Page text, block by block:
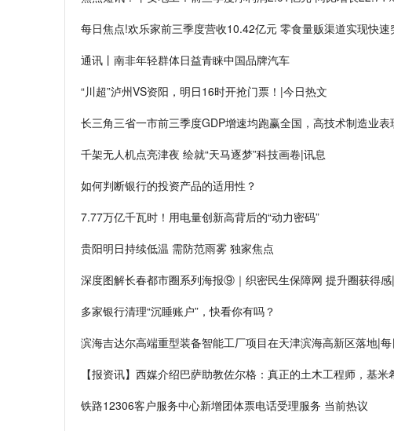
每日焦点!欢乐家前三季度营收10.42亿元 零食量贩渠道实现快速
通讯丨南非年轻群体日益青睐中国品牌汽车
“川超”泸州VS资阳，明日16时开抢门票！|今日热文
长三角三省一市前三季度GDP增速均跑赢全国，高技术制造业
千架无人机点亮津夜 绘就“天马逐梦”科技画卷|讯息
如何判断银行的投资产品的适用性？
7.77万亿千瓦时！用电量创新高背后的“动力密码”
贵阳明日持续低温 需防范雨雾 独家焦点
深度图解长春都市圈系列海报⑨｜织密民生保障网 提升圈获得
多家银行清理“沉睡账户”，快看你有吗？
滨海吉达尔高端重型装备智能工厂项目在天津滨海高新区落地|
【报资讯】西媒介绍巴萨助教佐尔格：真正的土木工程师，基米
铁路12306客户服务中心新增团体票电话受理服务 当前热议